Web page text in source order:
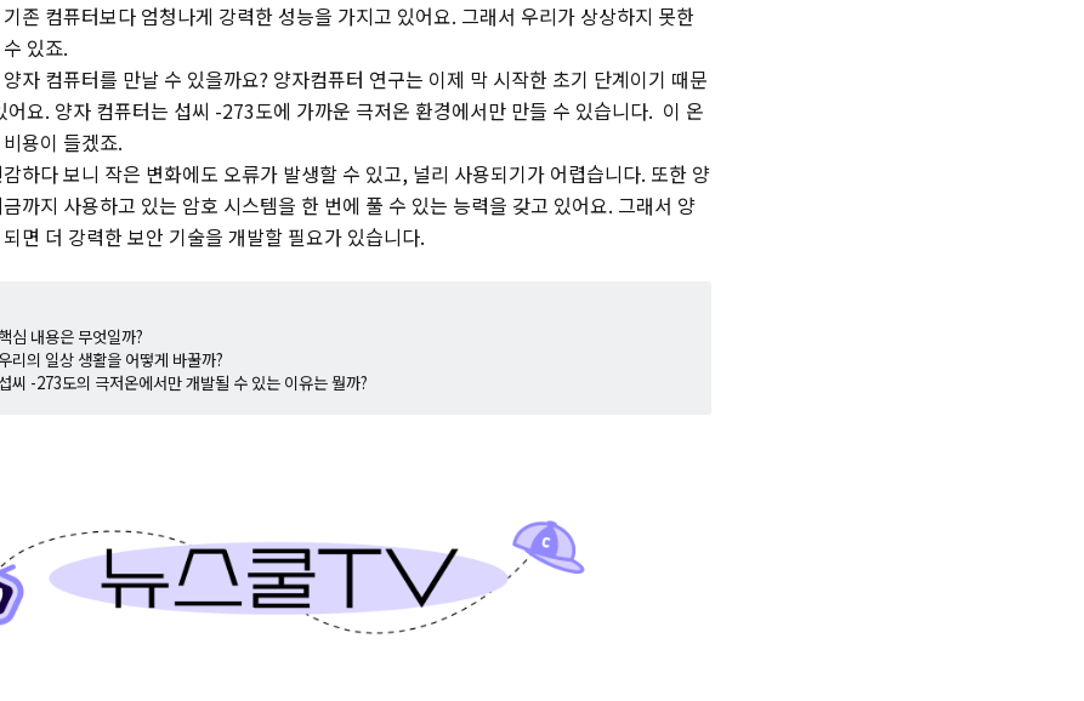
존 컴퓨터보다 엄청나게 강력한 성능을 가지고 있어요. 그래서 우리가 상상하지 못한
있죠.
자 컴퓨터를 만날 수 있을까요? 양자컴퓨터 연구는 이제 막 시작한 초기 단계이기 때문
어요. 양자 컴퓨터는 섭씨 -273도에 가까운 극저온 환경에서만 만들 수 있습니다. 이 온
용이 들겠죠.
하다 보니 작은 변화에도 오류가 발생할 수 있고, 널리 사용되기가 어렵습니다. 또한 양
까지 사용하고 있는 암호 시스템을 한 번에 풀 수 있는 능력을 갖고 있어요. 그래서 양
면 더 강력한 보안 기술을 개발할 필요가 있습니다.
심 내용은 무엇일까?
리의 일상 생활을 어떻게 바꿀까?
씨 -273도의 극저온에서만 개발될 수 있는 이유는 뭘까?